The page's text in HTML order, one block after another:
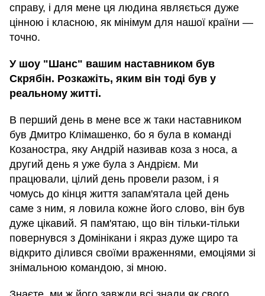
справу, і для мене ця людина являється дуже
цінною і класною, як мінімум для нашої країни —
точно.
У шоу "Шанс" вашим наставником був
Скрябін. Розкажіть, яким він тоді був у
реальному житті.
В перший день в мене все ж таки наставником
був Дмитро Клімашенко, бо я була в команді
Козаностра, яку Андрій називав коза з носа, а
другий день я уже була з Андрієм. Ми
працювали, цілий день провели разом, і я
чомусь до кінця життя запам'ятала цей день
саме з ним, я ловила кожне його слово, він був
дуже цікавий. Я пам'ятаю, що він тільки-тільки
повернувся з Домінікани і якраз дуже щиро та
відкрито ділився своїми враженнями, емоціями зі
знімальною командою, зі мною.